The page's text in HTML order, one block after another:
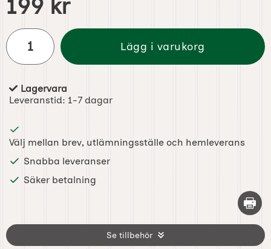
199 kr
antal
Lägg i varukorg
Tillgänglighet:
Lagervara
Leveranstid: 1-7 dagar
Välj mellan brev, utlämningsställe och hemleverans
Snabba leveranser
Säker betalning
Skriv
Se tillbehör